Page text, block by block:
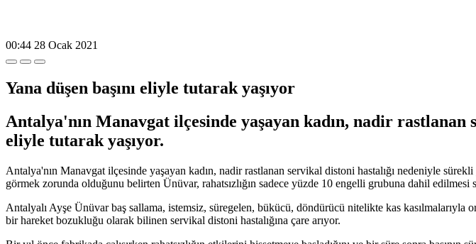
00:44 28 Ocak 2021
Yana düşen başını eliyle tutarak yaşıyor
Antalya'nın Manavgat ilçesinde yaşayan kadın, nadir rastlanan
eliyle tutarak yaşıyor.
Antalya'nın Manavgat ilçesinde yaşayan kadın, nadir rastlanan servikal distoni hastalığı nedeniyle
görmek zorunda olduğunu belirten Ünüvar, rahatsızlığın sadece yüzde 10 engelli grubuna dahil
Antalyalı Ayşe Ünüvar baş sallama, istemsiz, süregelen, bükücü, döndürücü nitelikte kas kasılmalarıyla
bir hareket bozukluğu olarak bilinen servikal distoni hastalığına çare arıyor.